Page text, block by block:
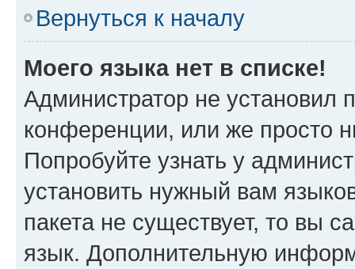
Вернуться к началу
Моего языка нет в списке!
Администратор не установил
конференции, или же просто
Попробуйте узнать у
установить нужный вам
пакета не существует, то вы
язык. Дополнительную